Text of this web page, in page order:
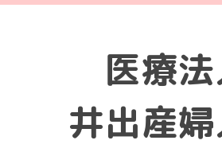
医療
井出産